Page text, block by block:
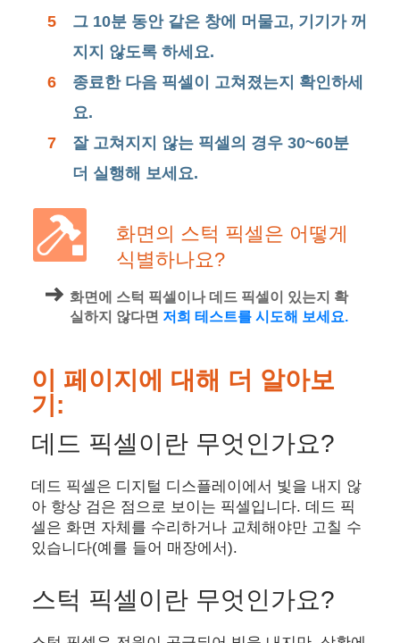
5
그 10분 동안 같은 창에 머물고, 기기가 꺼
지지 않도록 하세요.
6
종료한 다음 픽셀이 고쳐졌는지 확인하세
요.
7
잘 고쳐지지 않는 픽셀의 경우 30~60분
더 실행해 보세요.
화면의 스턱 픽셀은 어떻게
식별하나요?
화면에 스턱 픽셀이나 데드 픽셀이 있는지 확
실하지 않다면 저희 테스트를 시도해 보세요.
이 페이지에 대해 더 알아보
기:
데드 픽셀이란 무엇인가요?
데드 픽셀은 디지털 디스플레이에서 빛을 내지 않
아 항상 검은 점으로 보이는 픽셀입니다. 데드 픽
셀은 화면 자체를 수리하거나 교체해야만 고칠 수
있습니다(예를 들어 매장에서).
스턱 픽셀이란 무엇인가요?